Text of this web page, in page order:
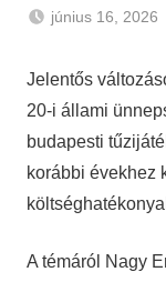
június 16, 2026
Jelentős
20-i állami
budapesti
korábbi évekhez
A témáról Nagy